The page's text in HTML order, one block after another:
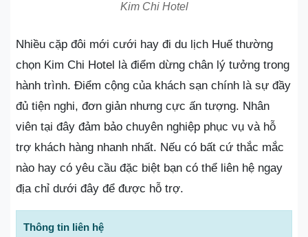
Kim Chi Hotel
Nhiều cặp đôi mới cưới hay đi du lịch Huế thường
chọn Kim Chi Hotel là điểm dừng chân lý tưởng trong
hành trình. Điểm cộng của khách sạn chính là sự đầy
đủ tiện nghi, đơn giản nhưng cực ấn tượng. Nhân
viên tại đây đảm bảo chuyên nghiệp phục vụ và hỗ
trợ khách hàng nhanh nhất. Nếu có bất cứ thắc mắc
nào hay có yêu cầu đặc biệt bạn có thể liên hệ ngay
địa chỉ dưới đây để được hỗ trợ.
Thông tin liên hệ